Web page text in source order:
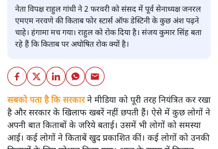
नेता विपक्ष राहुल गांधी ने 2 फरवरी को संसद में पूर्व सेनाध्यक्ष जनरल
एमएम नरवणे की किताब फोर स्टार्स ऑफ डेस्टिनी के कुछ अंश पढ़ने
चाहे। हंगामा मच गया। राहुल को रोक दिया है। संजय कुमार सिंह बता
रहे हैं कि किताब पर अघोषित रोक क्यों है।
सबको पता है कि सरकारने मीडिया को पूरी तरह नियंत्रित कर रखा
है और सरकार के खिलाफ खबरें नहीं छपती हैं। ऐसे में कुछ लोगों ने
अपनी बात किताबों के जरिये बताई। उसमें भी लोगों को समस्या
आई। कई लोगों ने किताबें खुद प्रकाशित कीं। कई लोगों को उनकी